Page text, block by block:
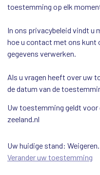
toestemming op elk
In ons privacybeleid vindt u
hoe u contact met ons kunt
gegevens verwerken.
Als u vragen heeft over uw
de datum van de
Uw toestemming geldt voor
zeeland.nl
Uw huidige stand: Weigeren.
Verander uw toestemming